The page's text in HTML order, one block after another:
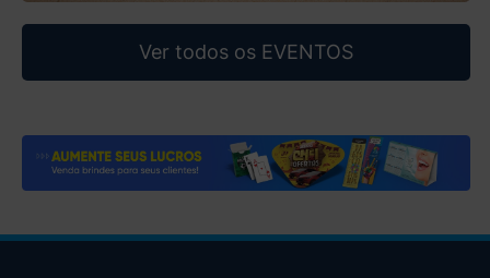
Ver todos os EVENTOS